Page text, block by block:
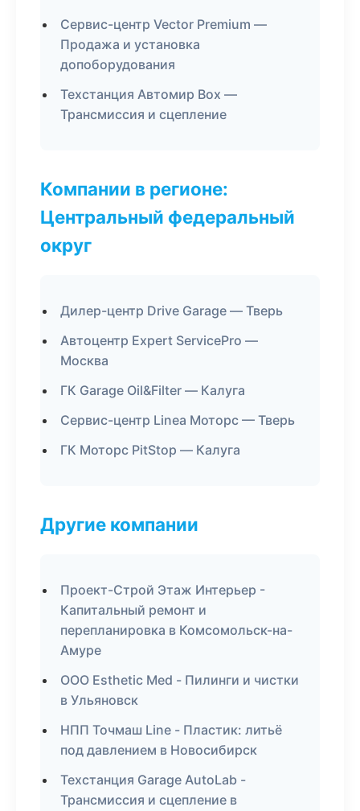
Сервис-центр Vector Premium —
Продажа и установка
допоборудования
Техстанция Автомир Box —
Трансмиссия и сцепление
Компании в регионе:
Центральный федеральный
округ
Дилер-центр Drive Garage — Тверь
Автоцентр Expert ServicePro —
Москва
ГК Garage Oil&Filter — Калуга
Сервис-центр Linea Моторс — Тверь
ГК Моторс PitStop — Калуга
Другие компании
Проект-Строй Этаж Интерьер -
Капитальный ремонт и
перепланировка в Комсомольск-на-
Амуре
ООО Esthetic Med - Пилинги и чистки
в Ульяновск
НПП Точмаш Line - Пластик: литьё
под давлением в Новосибирск
Техстанция Garage AutoLab -
Трансмиссия и сцепление в